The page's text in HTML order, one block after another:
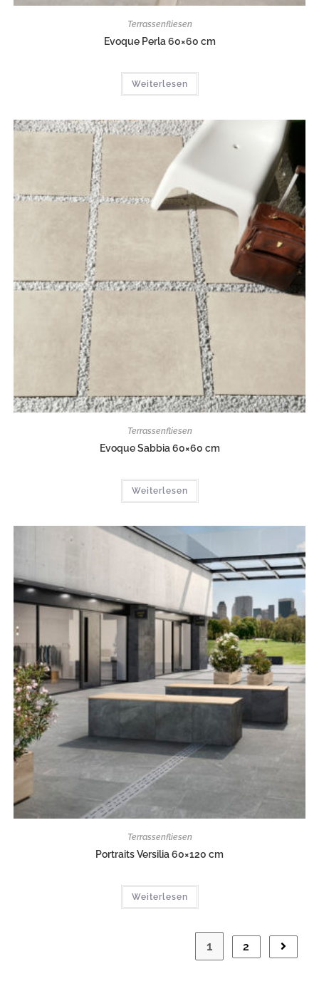
Terrassenfliesen
Evoque Perla 60×60 cm
Weiterlesen
Terrassenfliesen
Evoque Sabbia 60×60 cm
Weiterlesen
Terrassenfliesen
Portraits Versilia 60×120 cm
Weiterlesen
1 2